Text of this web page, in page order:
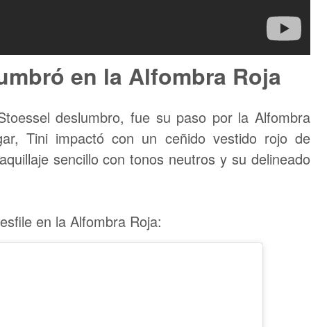
en la Alfombra Roja
deslumbro, fue su paso por la Alfombra
Tini impactó con un ceñido vestido rojo de
sencillo con tonos neutros y su delineado
en la Alfombra Roja: